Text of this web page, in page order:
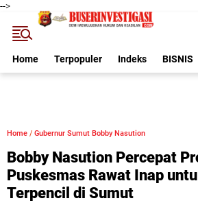
-->
Home Terpopuler Indeks BISNIS
Home / Gubernur Sumut Bobby Nasution
Bobby Nasution Percepat
Puskesmas Rawat Inap
Terpencil di Sumut